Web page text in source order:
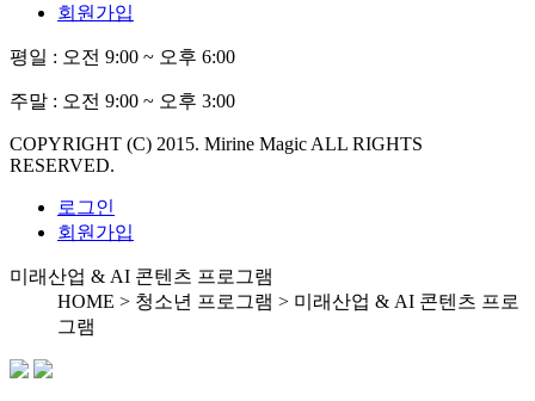
회원가입
평일 : 오전 9:00 ~ 오후 6:00
주말 : 오전 9:00 ~ 오후 3:00
COPYRIGHT (C) 2015. Mirine Magic ALL RIGHTS
RESERVED.
로그인
회원가입
미래산업 & AI 콘텐츠 프로그램
HOME > 청소년 프로그램 > 미래산업 & AI 콘텐츠 프로
그램